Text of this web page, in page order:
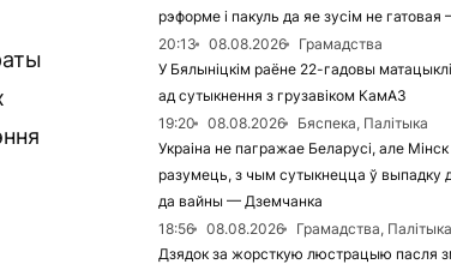
рэформе і пакуль да яе зусім не гатовая
20:13
08.08.2026
Грамадства
У Бялыніцкім раёне 22-гадовы
ад сутыкнення з грузавіком КамАЗ
19:20
08.08.2026
Бяспека, Палітыка
Украіна не пагражае Беларусі, але Мінск
разумець, з чым сутыкнецца ў выпадку
да вайны — Дземчанка
18:56
08.08.2026
Грамадства, Палітыка
Дзядок за жорсткую люстрацыю пасля